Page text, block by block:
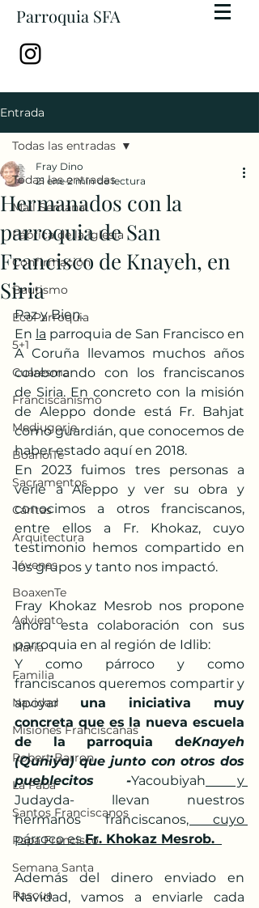
Parroquia SFA
Entrada
Todas las entradas
Mail Semanal
Fábrica de la Iglesia
Confirmación
Bautismo
EcoParroquia
5+1
Cuaresma
Franciscanismo
Medjugorje
BoanoiTe
Sacramentos
Cáritas
Arquitectura
Jóvenes
BoaxenTe
Adviento
María
Familia
Navidad
Misiones Franciscanas
Robert Barron
La Faba
Santos Franciscanos
Papa Francisco
Semana Santa
Pascua
Todas las entradas
Hermanados con la
parroquia de San
Francisco de Knayeh, en
Siria
Fray Dino
21 ene 2 min de lectura
Paz y Bien.
En la parroquia de San Francisco en
A Coruña llevamos muchos años
colaborando con los franciscanos
de Siria. En concreto con la misión
de Aleppo donde está Fr. Bahjat
como guardián, que conocemos de
haber estado aquí en 2018.
En 2023 fuimos tres personas a
verle a Aleppo y ver su obra y
conocimos a otros franciscanos,
entre ellos a Fr. Khokaz, cuyo
testimonio hemos compartido en
los grupos y tanto nos impactó.
Fray Khokaz Mesrob nos propone
ahora esta colaboración con sus
parroquia en al región de Idlib:
Y como párroco y como
franciscanos queremos compartir y
apoyar una iniciativa muy
concreta que es la nueva escuela
de la parroquia deKnayeh
(Quniya) que junto con otros dos
pueblecitos -Yacoubiyah
Judayda- llevan nuestros
hermanos franciscanos, cuyo
párroco es Fr. Khokaz Mesrob.
Además del dinero enviado en
Navidad, vamos a enviarle cada